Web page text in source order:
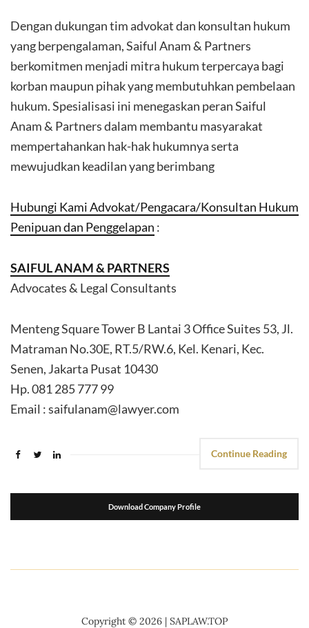
Dengan dukungan tim advokat dan konsultan hukum
yang berpengalaman, Saiful Anam & Partners
berkomitmen menjadi mitra hukum terpercaya bagi
korban maupun pihak yang membutuhkan pembelaan
hukum. Spesialisasi ini menegaskan peran Saiful
Anam & Partners dalam membantu masyarakat
mempertahankan hak-hak hukumnya serta
mewujudkan keadilan yang berimbang
Hubungi Kami Advokat/Pengacara/Konsultan Hukum
Penipuan dan Penggelapan :
SAIFUL ANAM & PARTNERS
Advocates & Legal Consultants
Menteng Square Tower B Lantai 3 Office Suites 53, Jl.
Matraman No.30E, RT.5/RW.6, Kel. Kenari, Kec.
Senen, Jakarta Pusat 10430
Hp. 081 285 777 99
Email : saifulanam@lawyer.com
Continue Reading
Download Company Profile
Copyright © 2026 | SAPLAW.TOP